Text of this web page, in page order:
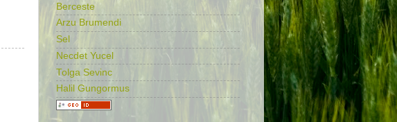
Berceste
Arzu Brumendi
Sel
Necdet Yucel
Tolga Sevinc
Halil Gungormus